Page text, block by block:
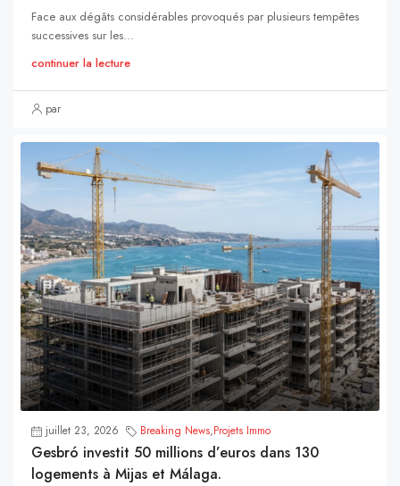
Face aux dégâts considérables provoqués par plusieurs tempêtes
successives sur les...
continuer la lecture
par
juillet 23, 2026 Breaking News,Projets Immo
Gesbró investit 50 millions d’euros dans 130
logements à Mijas et Málaga.